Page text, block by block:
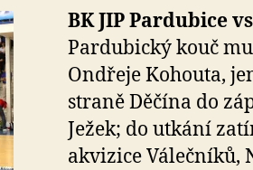
BK JIP Pardubice
Pardubický kouč
Ondřeje Kohouta,
straně Děčína do
Ježek; do utkání
akvizice Válečníků,